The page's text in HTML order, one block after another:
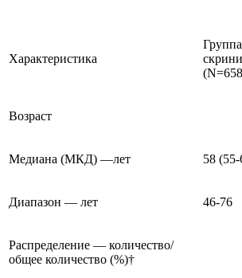
Характеристика
Группа
Возраст
Медиана (МКД) —лет 58
Диапазон — лет 46-76
Распределение — количество/
общее количество (%)†